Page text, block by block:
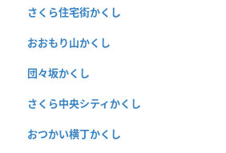
さくら住宅街かくし
おおもり山かくし
団々坂かくし
さくら中央シティかくし
おつかい横丁かくし